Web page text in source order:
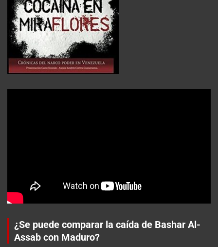
¿Se puede comparar la caída de Bashar Al-
Assab con Maduro?